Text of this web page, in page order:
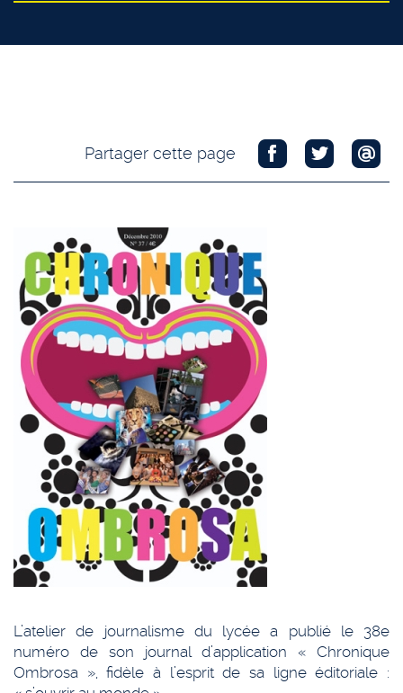
Partager cette page
L’atelier de journalisme du lycée a publié le 38e
numéro de son journal d’application « Chronique
Ombrosa », fidèle à l’esprit de sa ligne éditoriale :